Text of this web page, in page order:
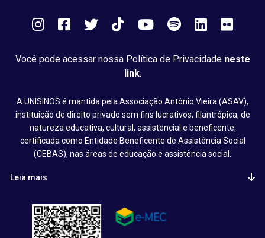
Instagram
Facebook
Twitter
TiktokYou SpotifyLinkedIn
Você pode acessar nossa Política de Privacidade neste
link.
A UNISINOS é mantida pela Associação Antônio Vieira (ASAV),
instituição de direito privado sem fins lucrativos, filantrópica, de
natureza educativa, cultural, assistencial e beneficente,
certificada como Entidade Beneficente de Assistência Social
(CEBAS), nas áreas de educação e assistência social.
Leia mais